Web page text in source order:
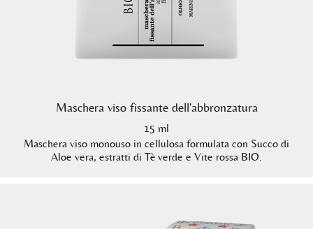
Maschera viso fissante dell'abbronzatura
15 ml
Maschera viso monouso in cellulosa formulata con Succo di
Aloe vera, estratti di Tè verde e Vite rossa BIO.